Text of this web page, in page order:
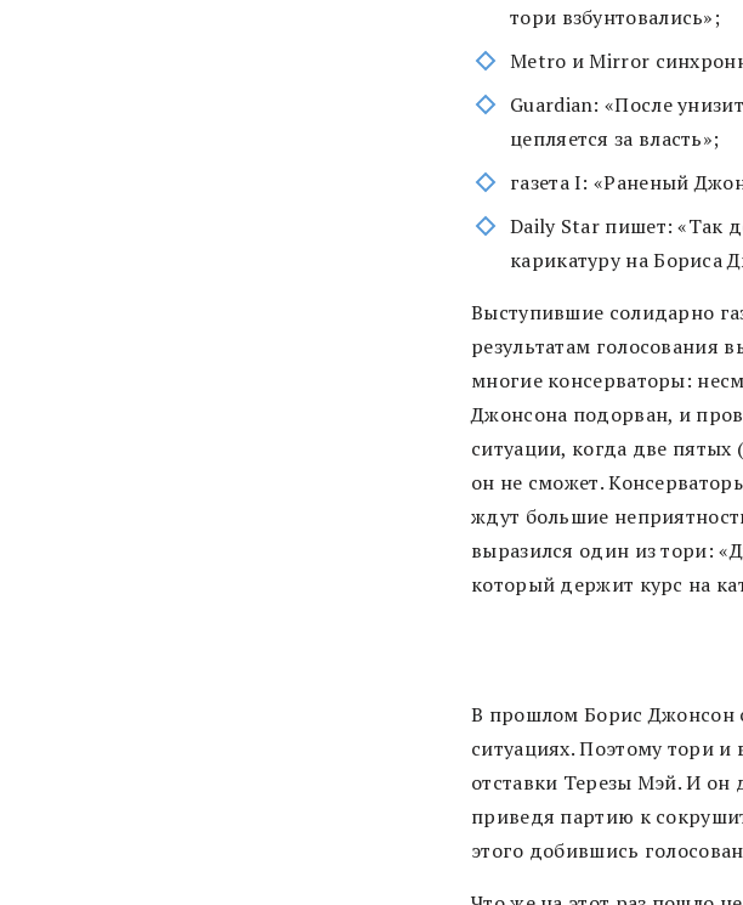
тори взбунтовались»;
Metro и Mirror
Guardian: «После
цепляется за власть»;
газета I: «Раненый
Daily Star пишет: «Так
карикатуру на
Выступившие солидарно
результатам голосования
многие консерваторы:
Джонсона подорван, и
ситуации, когда две
он не сможет.
ждут большие
выразился один из тори:
который держит курс на
В прошлом Борис Джонсон
ситуациях. Поэтому тори
отставки Терезы Мэй. И он
приведя партию к
этого добившись